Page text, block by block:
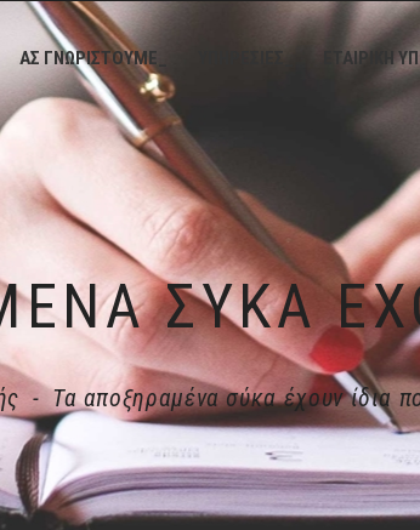
ΑΣ ΓΝΩΡΙΣΤΟΥΜΕ_ ΕΤΑΙΡΙΚΗ
- Τα αποξηραμένα σύκα έχουν ίδια